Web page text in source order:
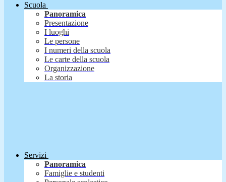
Scuola
Panoramica
Presentazione
I luoghi
Le persone
I numeri della scuola
Le carte della scuola
Organizzazione
La storia
Servizi
Panoramica
Famiglie e studenti